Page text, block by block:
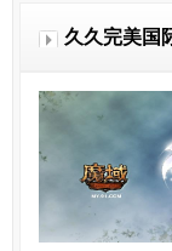
久久完美国